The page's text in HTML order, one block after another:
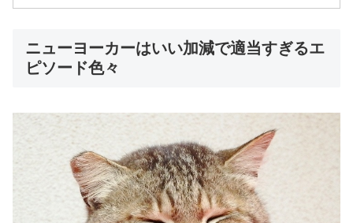
ニューヨーカーはいい加減で適当すぎるエ
ピソード色々